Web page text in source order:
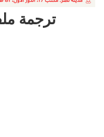
ترجمة